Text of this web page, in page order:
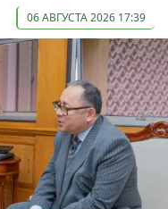
06 АВГУСТА 2026 17:39